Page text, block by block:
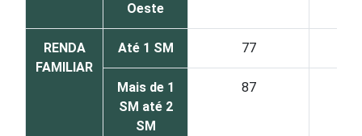
Oeste
RENDA
FAMILIAR
Até 1 SM 77
Mais de 1
SM até 2
SM
87